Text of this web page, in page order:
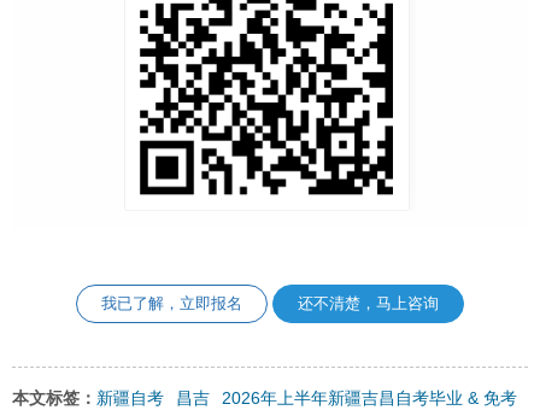
我已了解，立即报名 还不清楚，马上咨询
本文标签： 新疆自考 昌吉
2026年上半年新疆吉昌自考毕业 & 免考